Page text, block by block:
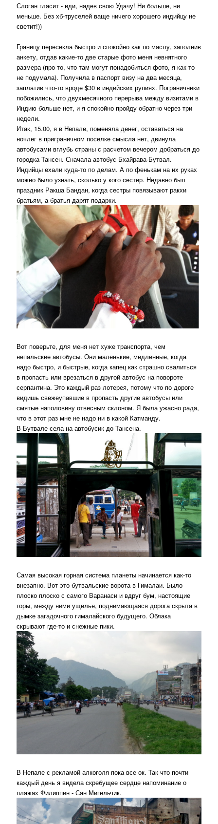
Слоган гласит - иди, надев свою Удачу! Ни больше, ни
меньше. Без хб-труселей ваще ничего хорошего индийцу не
светит!))
Границу пересекла быстро и спокойно как по маслу, заполнив
анкету, отдав какие-то две старые фото меня невнятного
размера (про то, что там могут понадобиться фото, я как-то
не подумала). Получила в паспорт визу на два месяца,
заплатив что-то вроде $30 в индийских рупиях. Пограничники
побожились, что двухмесячного перерыва между визитами в
Индию больше нет, и я спокойно пройду обратно через три
недели.
Итак, 15.00, я в Непале, поменяла денег, оставаться на
ночлег в приграничном поселке смысла нет, двинула
автобусами вглубь страны с расчетом вечером добраться до
городка Тансен. Сначала автобус Бхайрава-Бутвал.
Индийцы ехали куда-то по делам. А по фенькам на их руках
можно было узнать, сколько у кого сестер. Недавно был
праздник Ракша Бандан, когда сестры повязывают ракхи
братьям, а братья дарят подарки.
Вот поверьте, для меня нет хуже транспорта, чем
непальские автобусы. Они маленькие, медленные, когда
надо быстро, и быстрые, когда капец как страшно свалиться
в пропасть или врезаться в другой автобус на повороте
серпантина. Это каждый раз лотерея, потому что по дороге
видишь свежеупавшие в пропасть другие автобусы или
смятые наполовину отвесным склоном. Я была ужасно рада,
что в этот раз мне не надо ни в какой Катманду.
В Бутвале села на автобусик до Тансена.
Самая высокая горная система планеты начинается как-то
внезапно. Вот это бутвальские ворота в Гималаи. Было
плоско плоско с самого Варанаси и вдруг бум, настоящие
горы, между ними ущелье, поднимающаяся дорога скрыта в
дымке загадочного гималайского будущего. Облака
скрывают где-то и снежные пики.
В Непале с рекламой алкоголя пока все ок. Так что почти
каждый день я видела скребущее сердце напоминание о
пляжах Филиппин - Сан Мигельчик.